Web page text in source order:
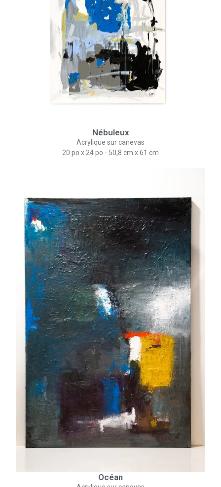
Nébuleux
Acrylique sur canevas
20 po x 24 po - 50,8 cm x 61 cm​
Océan